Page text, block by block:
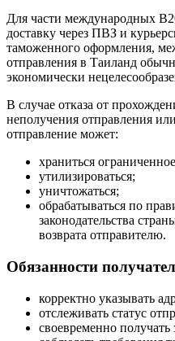
Для части международных
доставку через ПВЗ и
таможенного оформления,
отправления в Таиланд
экономически
В случае отказа от
неполучения отправления
отправление может:
храниться
утилизироваться;
уничтожаться;
обрабатываться по
законодательства
возврата отправителю.
Обязанности
корректно указывать
отслеживать статус
своевременно получать